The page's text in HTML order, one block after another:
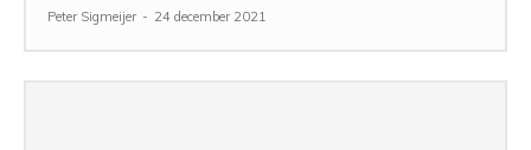
Peter Sigmeijer - 24 december 2021